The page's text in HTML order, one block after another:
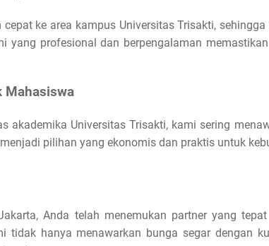
ke area kampus Universitas Trisakti,
yang profesional dan berpengalaman
Mahasiswa
akademika Universitas Trisakti, kami sering
pilihan yang ekonomis dan praktis untuk
Anda telah menemukan partner yang
tidak hanya menawarkan bunga segar dengan